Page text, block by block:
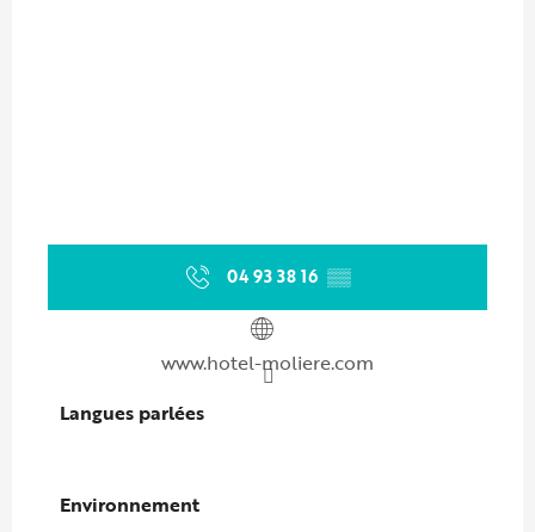
04 93 38 16 ▒▒
www.hotel-moliere.com
Langues parlées
Langues parlées
Environnement
Environnement